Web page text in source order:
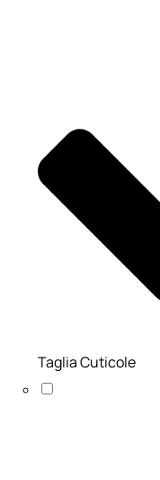
Taglia Cuticole